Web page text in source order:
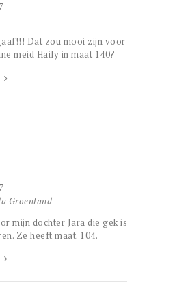
Dat zou mooi zijn voor
meid Haily in maat 140?
Groenland
mijn dochter Jara die gek is
Ze heeft maat. 104.